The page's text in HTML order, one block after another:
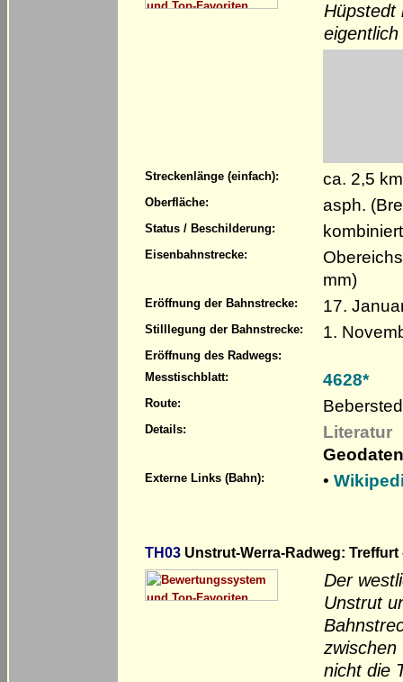
Hüpstedt
Streckenlänge (einfach): ca. 2,5
Oberfläche: asph.
Status / Beschilderung:
Eisenbahnstrecke:
mm)
Eröffnung der Bahnstrecke: 17.
Stilllegung der Bahnstrecke: 1.
Eröffnung des Radwegs:
Messtischblatt:
4628*
Route:
Details:
Literatur
Externe Links (Bahn): •
TH03 Unstrut-Werra-Radweg:
Der
Unstrut
zwischen
nicht die